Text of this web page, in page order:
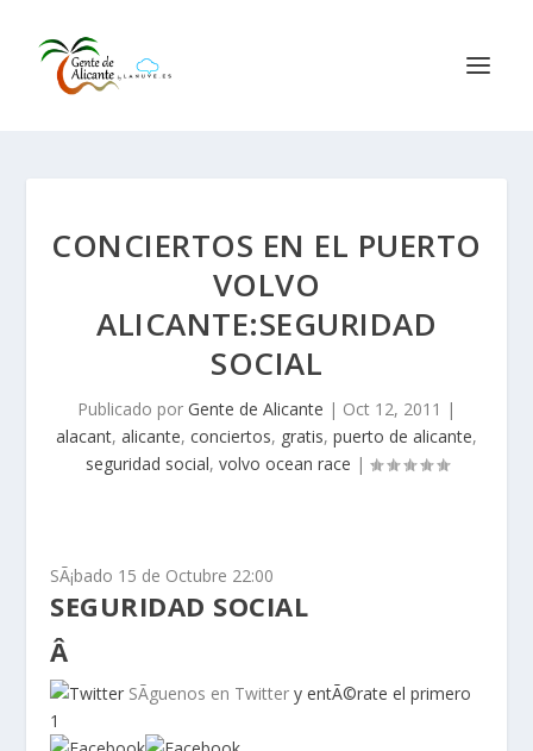
CONCIERTOS EN EL PUERTO
VOLVO
ALICANTE:SEGURIDAD
SOCIAL
Publicado por Gente de Alicante | Oct 12, 2011 |
alacant, alicante, conciertos, gratis, puerto de alicante,
seguridad social, volvo ocean race |
SÃ¡bado 15 de Octubre 22:00
SEGURIDAD SOCIAL
Â
SÃ­guenos en Twittery entÃ©rate el primero
1